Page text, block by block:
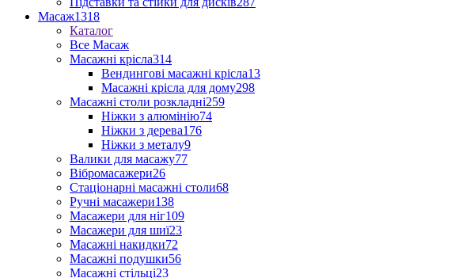
Масаж1318
Каталог
Все Масаж
Масажні крісла314
Вендингові масажні крісла13
Масажні крісла для дому298
Масажні столи розкладні259
Ніжки з алюмінію74
Ніжки з дерева176
Ніжки з металу9
Валики для масажу77
Вібромасажери26
Стаціонарні масажні столи68
Ручні масажери138
Масажери для ніг109
Масажери для шиї23
Масажні накидки72
Масажні подушки56
Масажні стільці23